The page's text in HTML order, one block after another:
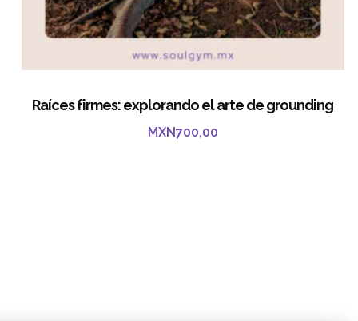
Raíces firmes: explorando el arte de grounding
MXN700,00